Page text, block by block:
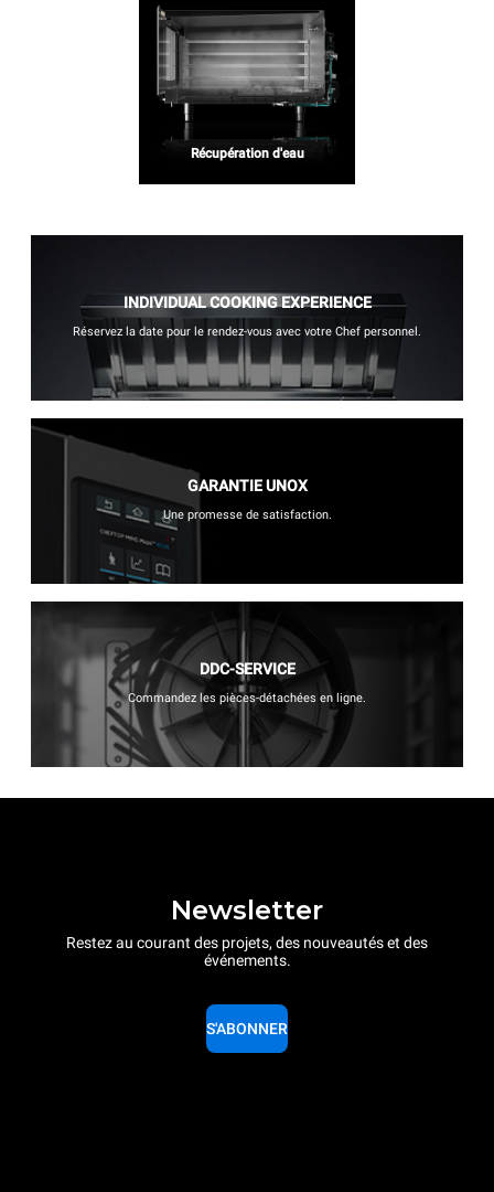
Récupération d'eau
INDIVIDUAL COOKING EXPERIENCE
Réservez la date pour le rendez-vous avec votre Chef personnel.
GARANTIE UNOX
Une promesse de satisfaction.
DDC-SERVICE
Commandez les pièces-détachées en ligne.
Newsletter
Restez au courant des projets, des nouveautés et des
événements.
S'ABONNER